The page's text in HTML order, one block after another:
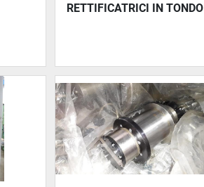
RETTIFICATRICI IN TONDO